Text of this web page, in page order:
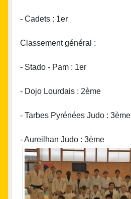
- Cadets : 1er
Classement général :
- Stado - Pam : 1er
- Dojo Lourdais : 2ème
- Tarbes Pyrénées Judo : 3ème
- Aureilhan Judo : 3ème